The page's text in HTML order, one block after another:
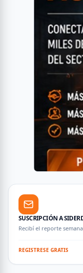
SUSCRIPCIÓN A
Recibí el reporte
REGISTRESE GRATIS